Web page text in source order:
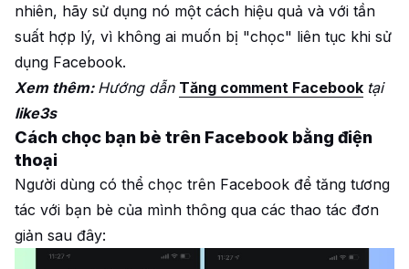
nhiên, hãy sử dụng nó một cách hiệu quả và với tần
suất hợp lý, vì không ai muốn bị "chọc" liên tục khi sử
dụng Facebook.
Xem thêm: Hướng dẫn Tăng comment Facebook tại
like3s
Cách chọc bạn bè trên Facebook bằng điện
thoại
Người dùng có thể chọc trên Facebook để tăng tương
tác với bạn bè của mình thông qua các thao tác đơn
giản sau đây: